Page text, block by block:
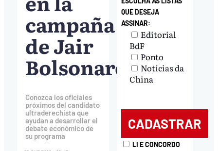
campaña
de Jair
Bolsonaro
Conozca los oficiales
próximos del candidato
ultraderechista que
ayudan a desarrollar el
debate económico de
su programa
QUE DESEJA
ASSINAR:
Editorial
BdF
Ponto
Notícias da
China
LI E CONCORDO